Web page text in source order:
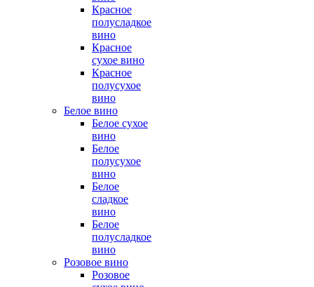
Красное
полусладкое
вино
Красное
сухое вино
Красное
полусухое
вино
Белое вино
Белое сухое
вино
Белое
полусухое
вино
Белое
сладкое
вино
Белое
полусладкое
вино
Розовое вино
Розовое